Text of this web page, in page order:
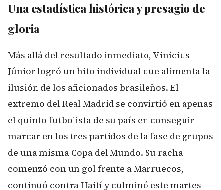
Una estadística histórica y presagio de
gloria
Más allá del resultado inmediato, Vinícius
Júnior logró un hito individual que alimenta la
ilusión de los aficionados brasileños. El
extremo del Real Madrid se convirtió en apenas
el quinto futbolista de su país en conseguir
marcar en los tres partidos de la fase de grupos
de una misma Copa del Mundo. Su racha
comenzó con un gol frente a Marruecos,
continuó contra Haití y culminó este martes